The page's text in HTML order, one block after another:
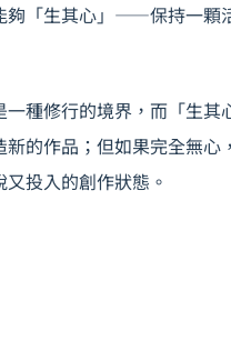
夠「生其心」——保持一顆
種修行的境界，而「生其
的作品；但如果完全無心
投入的創作狀態。